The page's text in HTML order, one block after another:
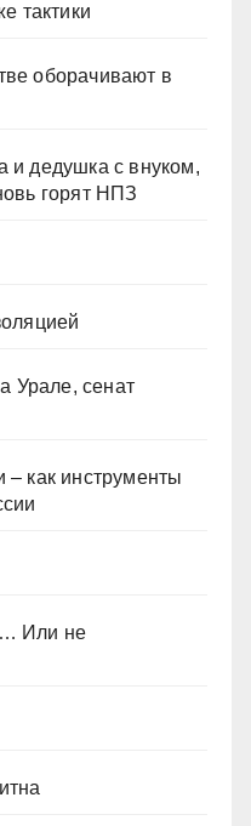
тактики
оборачивают в
и дедушка с внуком,
горят НПЗ
Урале, сенат
– как инструменты
Или не